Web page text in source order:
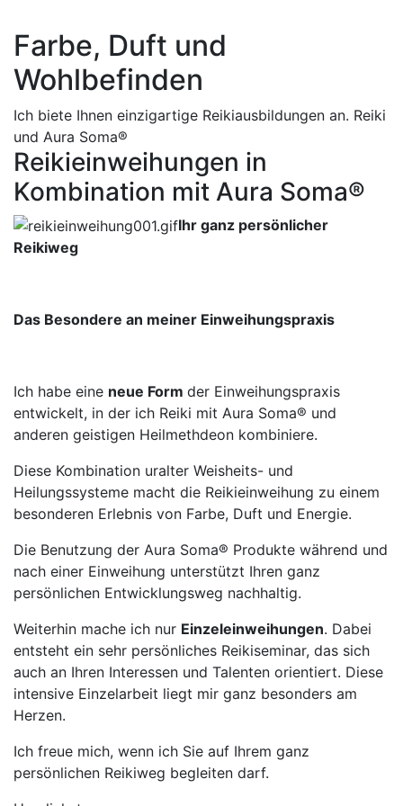
Farbe, Duft und
Wohlbefinden
Ich biete Ihnen einzigartige Reikiausbildungen an. Reiki
und Aura Soma®
Reikieinweihungen in
Kombination mit Aura Soma®
Ihr ganz persönlicher
Reikiweg
Das Besondere an meiner Einweihungspraxis
Ich habe eine neue Form der Einweihungspraxis
entwickelt, in der ich Reiki mit Aura Soma® und
anderen geistigen Heilmethdeon kombiniere.
Diese Kombination uralter Weisheits- und
Heilungssysteme macht die Reikieinweihung zu einem
besonderen Erlebnis von Farbe, Duft und Energie.
Die Benutzung der Aura Soma® Produkte während und
nach einer Einweihung unterstützt Ihren ganz
persönlichen Entwicklungsweg nachhaltig.
Weiterhin mache ich nur Einzeleinweihungen. Dabei
entsteht ein sehr persönliches Reikiseminar, das sich
auch an Ihren Interessen und Talenten orientiert. Diese
intensive Einzelarbeit liegt mir ganz besonders am
Herzen.
Ich freue mich, wenn ich Sie auf Ihrem ganz
persönlichen Reikiweg begleiten darf.